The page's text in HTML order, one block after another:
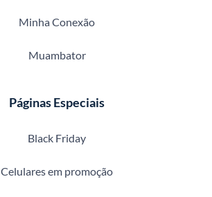
Minha Conexão
Muambator
Páginas Especiais
Black Friday
Celulares em promoção